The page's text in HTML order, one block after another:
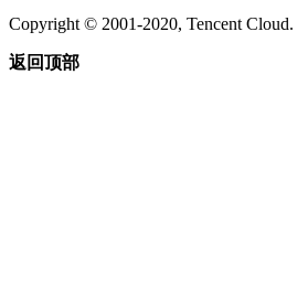
Copyright © 2001-2020, Tencent Cloud.
返回顶部